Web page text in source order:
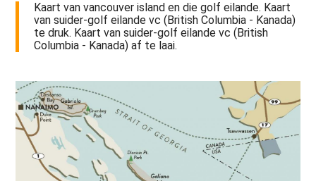
Kaart van vancouver island en die golf eilande. Kaart
van suider-golf eilande vc (British Columbia - Kanada)
te druk. Kaart van suider-golf eilande vc (British
Columbia - Kanada) af te laai.